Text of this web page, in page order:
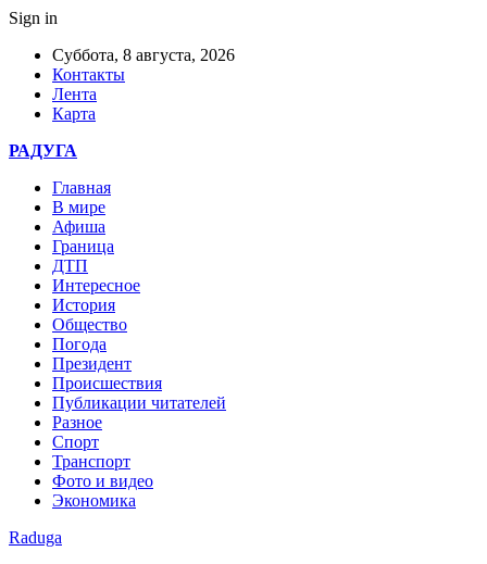
Sign in
Суббота, 8 августа, 2026
Контакты
Лента
Карта
РАДУГА
Главная
В мире
Афиша
Граница
ДТП
Интересное
История
Общество
Погода
Президент
Происшествия
Публикации читателей
Разное
Спорт
Транспорт
Фото и видео
Экономика
Raduga